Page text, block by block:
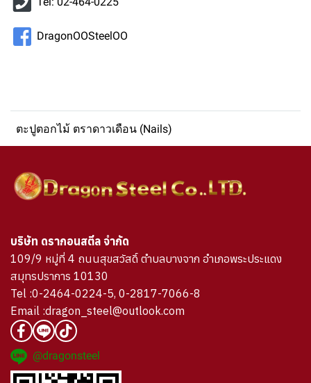
DragonOOSteelOO
ตะปูตอกไม้ ตราดาวเดือน (Nails)
บริษัท ดรากอนสตีล จำกัด
109/9 หมู่ที่ 4 ถนนสุขสวัสดิ์ ตำบลบางจาก อำเภอพระประแดง
สมุทรปราการ 10130
Tel :0-2464-0224-5, 0-2817-7066-8
Email :dragon_steel@outlook.com
@dragonsteel